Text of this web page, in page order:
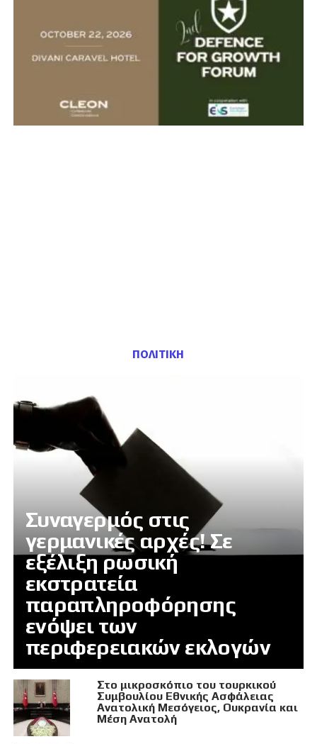
ΠΟΛΙΤΙΚΗ
Συναγερμός στις
γερμανικές αρχές! Σε
εξέλιξη ρωσική
εκστρατεία
παραπληροφόρησης
ενόψει των
περιφερειακών εκλογών
Στο μικροσκόπιο του τουρκικού
Συμβουλίου Εθνικής Ασφάλειας
Ανατολική Μεσόγειος, Ουκρανία και
Μέση Ανατολή